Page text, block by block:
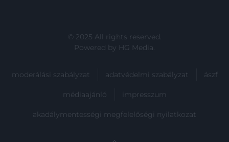
© 2025 All rights reserved.
Powered by HG Media.
moderálási szabályzat adatvédelmi szabályzat ászf
médiaajánló impresszum
akadálymentességi megfelelőségi nyilatkozat